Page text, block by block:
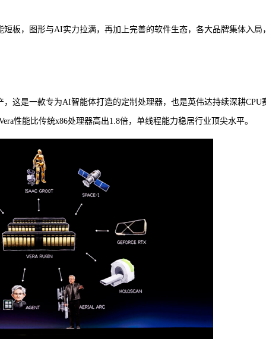
短板，图形与AI实力拉满，再加上完善的软件生态，各大品牌集体入局
，这是一款专为AI智能体打造的定制处理器，也是英伟达持续深耕CPU
性能比传统x86处理器高出1.8倍，单线程能力稳居行业顶尖水平。